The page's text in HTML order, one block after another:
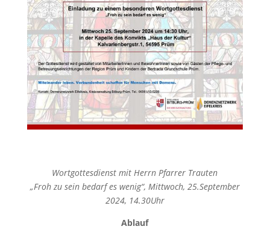
Wortgottesdienst mit Herrn Pfarrer Trauten
„Froh zu sein bedarf es wenig“, Mittwoch, 25.September
2024, 14.30Uhr
Ablauf